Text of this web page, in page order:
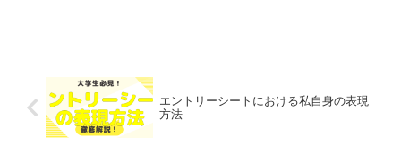
エントリーシートにおける私自身の表現
方法